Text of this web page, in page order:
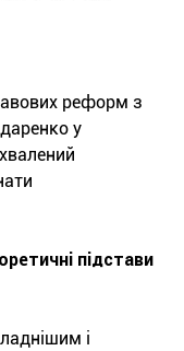
реформ з
у
підстави
і